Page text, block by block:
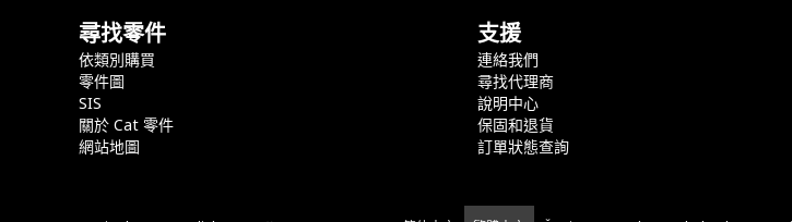
尋找零件
依類別購買
零件圖
SIS
關於 Cat 零件
網站地圖
支援
連絡我們
尋找代理商
說明中心
保固和退貨
訂單狀態查詢